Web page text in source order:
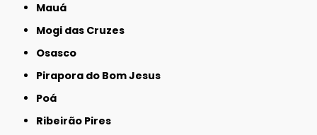
Mauá
Mogi das Cruzes
Osasco
Pirapora do Bom Jesus
Poá
Ribeirão Pires